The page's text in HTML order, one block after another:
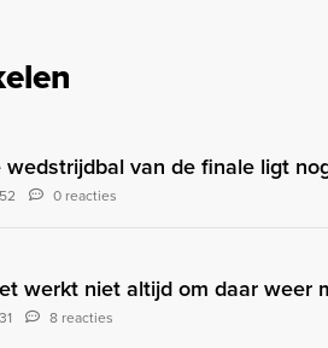
wedstrijdbal van de finale ligt
0 reacties
werkt niet altijd om daar weer
8 reacties